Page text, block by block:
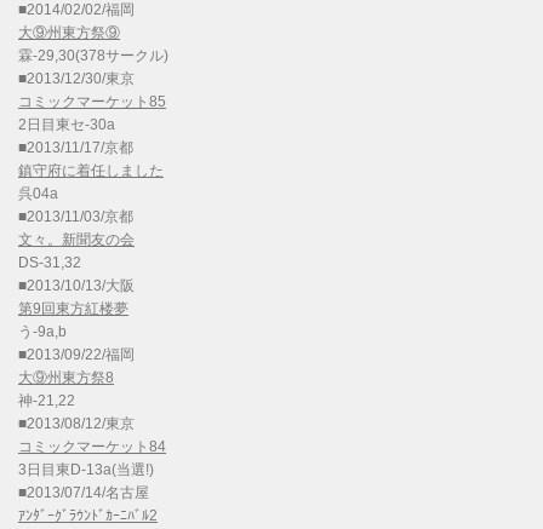
■2014/02/02/福岡
大⑨州東方祭⑨
霖-29,30(378サークル)
■2013/12/30/東京
コミックマーケット85
2日目東セ-30a
■2013/11/17/京都
鎮守府に着任しました
呉04a
■2013/11/03/京都
文々。新聞友の会
DS-31,32
■2013/10/13/大阪
第9回東方紅楼夢
う-9a,b
■2013/09/22/福岡
大⑨州東方祭8
神-21,22
■2013/08/12/東京
コミックマーケット84
3日目東D-13a(当選!)
■2013/07/14/名古屋
ｱﾝﾀﾞｰｸﾞﾗｳﾝﾄﾞｶｰﾆﾊﾞﾙ2